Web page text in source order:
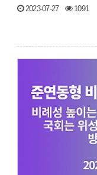
2023-07-27 1091